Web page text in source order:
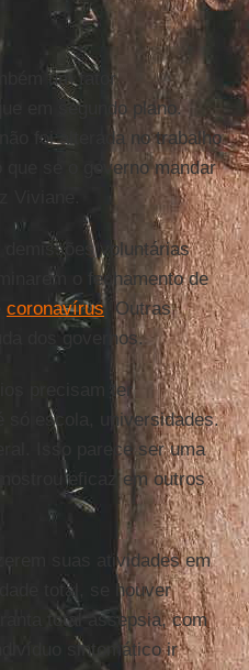
um fator
em segundo plano.
foi alterada no trabalho
se o governo mandar
Viviane.
voluntárias
o fechamento de
coronavírus. Outras
dos governos.
precisam ter
só escola, universidades.
Isso parece ser uma
eficaz em outros
suas atividades em
total, se houver
total assepsia, com
sintomático ir